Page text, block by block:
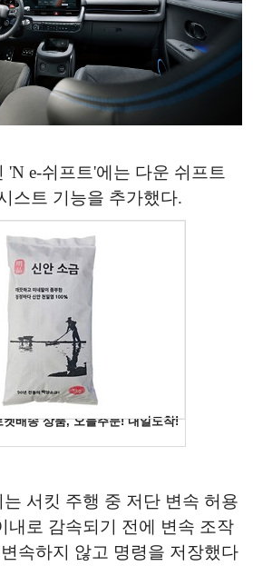
'N e-쉬프트'에는 다운 쉬프트
스트 기능을 추가했다.
서킷 주행 중 저단 변속 허용
내로 감속되기 전에 변속 조작
속하지 않고 명령을 저장했다